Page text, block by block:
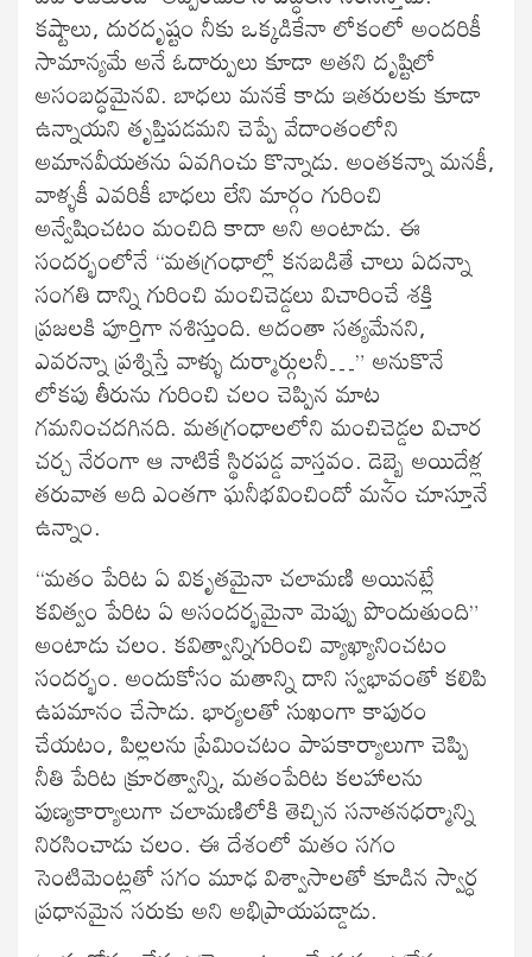
కష్టాలు, దురదృష్టం నీకు ఒక్కడికేనా లోకంలో అందరికీ
సామాన్యమే అనే ఓదార్పులు కూడా అతని దృష్టిలో
అసంబద్ధమైనవి. బాధలు మనకే కాదు ఇతరులకు కూడా
ఉన్నాయని తృప్తిపడమని చెప్పే వేదాంతంలోని
అమానవీయతను ఏవగించు కొన్నాడు. అంతకన్నా మనకీ,
వాళ్ళకీ ఎవరికీ బాధలు లేని మార్గం గురించి
అన్వేషించటం మంచిది కాదా అని అంటాడు. ఈ
సందర్భంలోనే “మతగ్రంధాల్లో కనబడితే చాలు ఏదన్నా
సంగతి దాన్ని గురించి మంచిచెడ్డలు విచారించే శక్తి
ప్రజలకి పూర్తిగా నశిస్తుంది. అదంతా సత్యమేనని,
ఎవరన్నా ప్రశ్నిస్తే వాళ్ళు దుర్మార్గులనీ…” అనుకొనే
లోకపు తీరును గురించి చలం చెప్పిన మాట
గమనించదగినది. మతగ్రంధాలలోని మంచిచెడ్డల విచార
చర్చ నేరంగా ఆ నాటికే స్థిరపడ్డ వాస్తవం. డెబ్బై అయిదేళ్ల
తరువాత అది ఎంతగా ఘనీభవించిందో మనం చూస్తూనే
ఉన్నాం.
“మతం పేరిట ఏ వికృతమైనా చలామణి అయినట్లే
కవిత్వం పేరిట ఏ అసందర్భమైనా మెప్పు పొందుతుంది”
అంటాడు చలం. కవిత్వాన్నిగురించి వ్యాఖ్యానించటం
సందర్భం. అందుకోసం మతాన్ని దాని స్వభావంతో కలిపి
ఉపమానం చేసాడు. భార్యలతో సుఖంగా కాపురం
చేయటం, పిల్లలను ప్రేమించటం పాపకార్యాలుగా చెప్పి
నీతి పేరిట క్రూరత్వాన్ని, మతంపేరిట కలహాలను
పుణ్యకార్యాలుగా చలామణిలోకి తెచ్చిన సనాతనధర్మాన్ని
నిరసించాడు చలం. ఈ దేశంలో మతం సగం
సెంటిమెంట్లతో సగం మూఢ విశ్వాసాలతో కూడిన స్వార్ధ
ప్రధానమైన సరుకు అని అభిప్రాయపడ్డాడు.